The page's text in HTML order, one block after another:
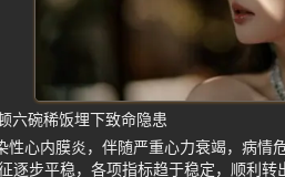
六碗稀饭埋下致命隐患
性心内膜炎，伴随严重心力衰竭，病情
逐步平稳，各项指标趋于稳定，顺利